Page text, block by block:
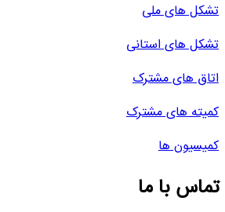
تشکل های ملی
تشکل های استانی
اتاق های مشترک
کمیته های مشترک
کمیسیون ها
تماس با ما